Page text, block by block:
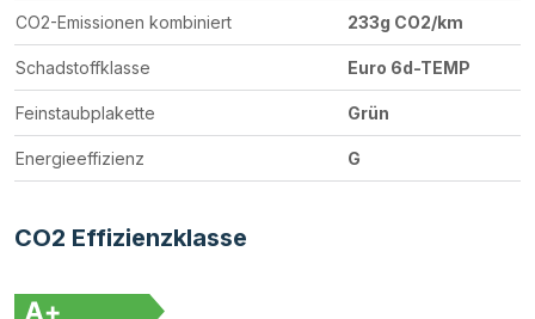
CO2-Emissionen kombiniert 233g CO2/km
Schadstoffklasse Euro 6d-TEMP
Feinstaubplakette Grün
Energieeffizienz G
CO2 Effizienzklasse